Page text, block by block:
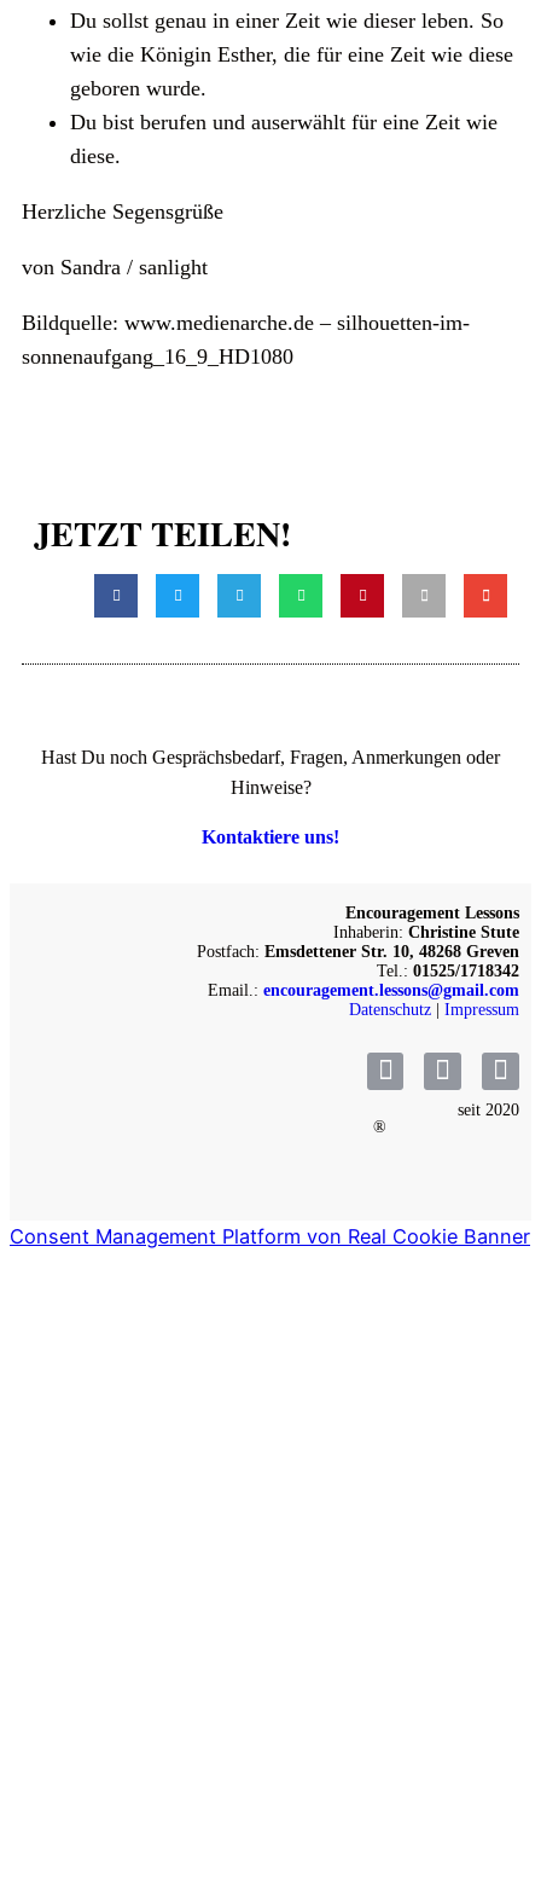
Du sollst genau in einer Zeit wie dieser leben. So
wie die Königin Esther, die für eine Zeit wie diese
geboren wurde.
Du bist berufen und auserwählt für eine Zeit wie
diese.
Herzliche Segensgrüße
von Sandra / sanlight
Bildquelle: www.medienarche.de – silhouetten-im-
sonnenaufgang_16_9_HD1080
JETZT TEILEN!
Hast Du noch Gesprächsbedarf, Fragen, Anmerkungen oder
Hinweise?
Kontaktiere uns!
Encouragement Lessons
Inhaberin: Christine Stute
Postfach: Emsdettener Str. 10, 48268 Greven
Tel.: 01525/1718342
Email.: encouragement.lessons@gmail.com
Datenschutz
Impressum
seit 2020
®
Consent Management Platform von Real Cookie Banner